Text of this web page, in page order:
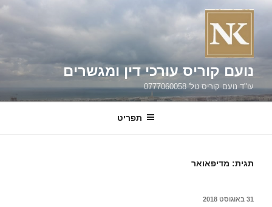
נועם קוריס עורכי דין ומגשרים
עו"ד נועם קוריס טל' 0777060058
תפריט
תגית:מדיפאואר
פורסם